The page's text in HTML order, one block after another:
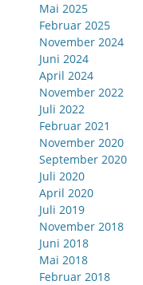
Mai 2025
Februar 2025
November 2024
Juni 2024
April 2024
November 2022
Juli 2022
Februar 2021
November 2020
September 2020
Juli 2020
April 2020
Juli 2019
November 2018
Juni 2018
Mai 2018
Februar 2018